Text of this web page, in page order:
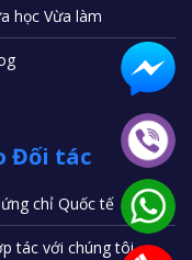
học Vừa làm
Đối tác
chỉ Quốc tế
tác với chúng tôi